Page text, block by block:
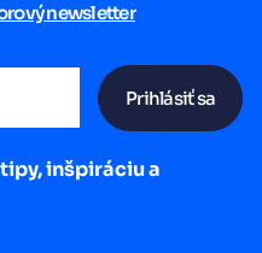
newsletter
Prihlásiť sa
inšpiráciu a